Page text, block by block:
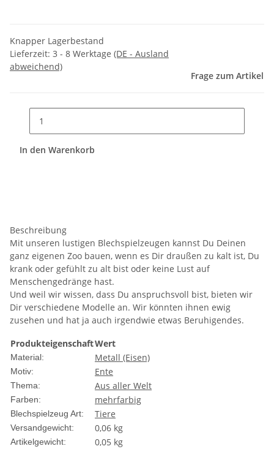
Knapper Lagerbestand
Lieferzeit: 3 - 8 Werktage (DE - Ausland
abweichend)
Frage zum Artikel
In den Warenkorb
Beschreibung
Mit unseren lustigen Blechspielzeugen kannst Du Deinen
ganz eigenen Zoo bauen, wenn es Dir draußen zu kalt ist, Du
krank oder gefühlt zu alt bist oder keine Lust auf
Menschengedränge hast.
Und weil wir wissen, dass Du anspruchsvoll bist, bieten wir
Dir verschiedene Modelle an. Wir könnten ihnen ewig
zusehen und hat ja auch irgendwie etwas Beruhigendes.
ProdukteigenschaftWert
Material: Metall (Eisen)
Motiv: Ente
Thema: Aus aller Welt
Farben: mehrfarbig
Blechspielzeug Art: Tiere
Versandgewicht: 0,06 kg
Artikelgewicht: 0,05 kg